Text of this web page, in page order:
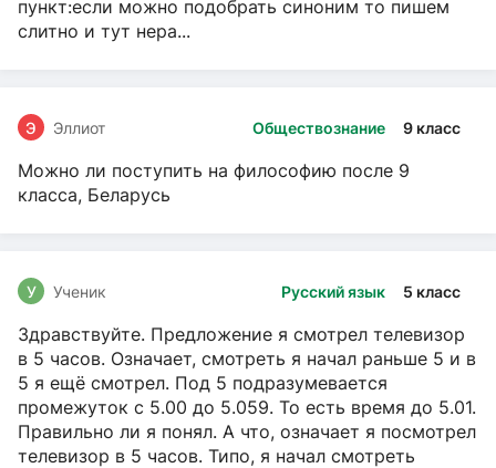
пункт:если можно подобрать синоним то пишем
слитно и тут нера...
Обществознание 9 класс
Э Эллиот
Можно ли поступить на философию после 9
класса, Беларусь
Русский язык 5 класс
У Ученик
Здравствуйте. Предложение я смотрел телевизор
в 5 часов. Означает, смотреть я начал раньше 5 и в
5 я ещё смотрел. Под 5 подразумевается
промежуток с 5.00 до 5.059. То есть время до 5.01.
Правильно ли я понял. А что, означает я посмотрел
телевизор в 5 часов. Типо, я начал смотреть